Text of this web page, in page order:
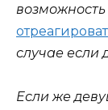
возможность
случае если
Если же